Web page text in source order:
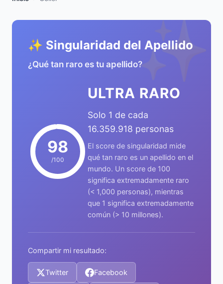
✨
✨ Singularidad del Apellido
¿Qué tan raro es tu apellido?
98
/100
ULTRA RARO
Solo 1 de cada
16.359.918 personas
El score de singularidad mide
qué tan raro es un apellido en el
mundo. Un score de 100
significa extremadamente raro
(< 1,000 personas), mientras
que 1 significa extremadamente
común (> 10 millones).
Compartir mi resultado:
Twitter Facebook